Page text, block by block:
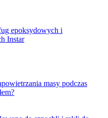
epoksydowych i
Instar
masy podczas